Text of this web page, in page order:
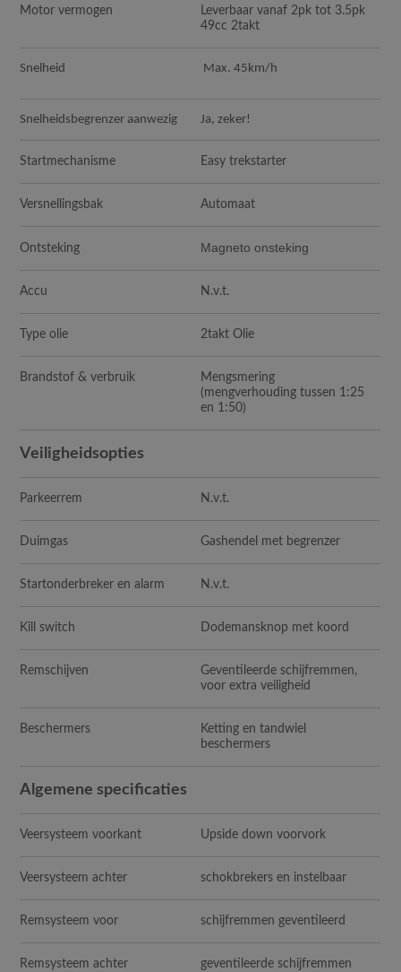
Motor vermogen
Leverbaar vanaf 2pk tot 3.5pk
49cc 2takt
Snelheid Max. 45km/h
Snelheidsbegrenzer aanwezig Ja, zeker!
Startmechanisme Easy trekstarter
Versnellingsbak Automaat
Ontsteking Magneto onsteking
Accu N.v.t.
Type olie 2takt Olie
Brandstof & verbruik
Mengsmering
(mengverhouding tussen 1:25
en 1:50)
Veiligheidsopties
Parkeerrem N.v.t.
Duimgas Gashendel met begrenzer
Startonderbreker en alarm N.v.t.
Kill switch Dodemansknop met koord
Remschijven
Geventileerde schijfremmen,
voor extra veiligheid
Beschermers
Ketting en tandwiel
beschermers
Algemene specificaties
Veersysteem voorkant Upside down voorvork
Veersysteem achter schokbrekers en instelbaar
Remsysteem voor schijfremmen geventileerd
Remsysteem achter geventileerde schijfremmen